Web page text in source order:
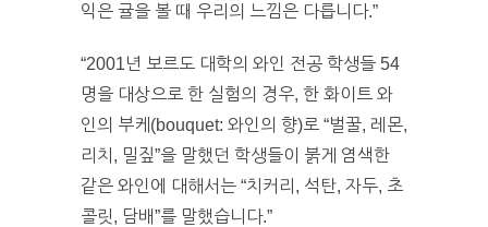
익은 귤을 볼 때 우리의 느낌은 다릅니다.”
“2001년 보르도 대학의 와인 전공 학생들 54
명을 대상으로 한 실험의 경우, 한 화이트 와
인의 부케(bouquet: 와인의 향)로 “벌꿀, 레몬,
리치, 밀짚”을 말했던 학생들이 붉게 염색한
같은 와인에 대해서는 “치커리, 석탄, 자두, 초
콜릿, 담배”를 말했습니다.”